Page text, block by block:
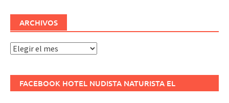
ARCHIVOS
Archivos
FACEBOOK HOTEL NUDISTA NATURISTA EL